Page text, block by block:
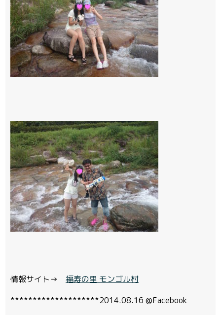
情報サイト→ 福寿の里 モンゴル村
********************2014.08.16 @Facebook